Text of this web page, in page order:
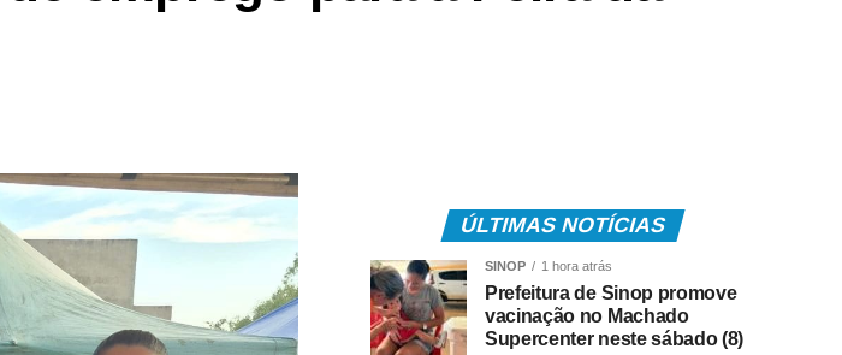
ÚLTIMAS NOTÍCIAS
SINOP 1 hora atrás
Prefeitura de Sinop promove
vacinação no Machado
Supercenter neste sábado (8)